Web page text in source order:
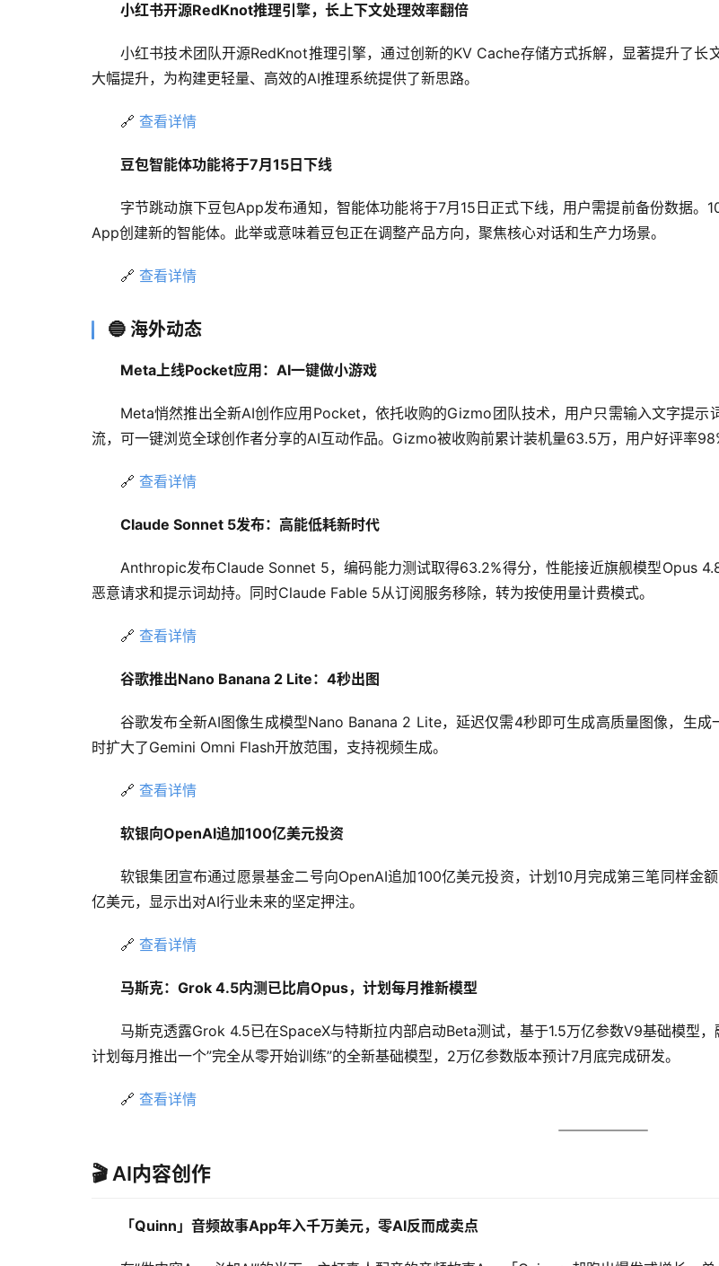
小红书开源RedKnot推理引擎，长上下文处理效率翻倍
小红书技术团队开源RedKnot推理引擎，通过创新的KV Cache存储方式拆解，显著提升了
大幅提升，为构建更轻量、高效的AI推理系统提供了新思路。
🔗 查看详情
豆包智能体功能将于7月15日下线
字节跳动旗下豆包App发布通知，智能体功能将于7月15日正式下线，用户需提前备份数据
App创建新的智能体。此举或意味着豆包正在调整产品方向，聚焦核心对话和生产力场景。
🔗 查看详情
🔵 海外动态
Meta上线Pocket应用：AI一键做小游戏
Meta悄然推出全新AI创作应用Pocket，依托收购的Gizmo团队技术，用户只需输入文字提示
流，可一键浏览全球创作者分享的AI互动作品。Gizmo被收购前累计装机量63.5万，用户好评率
🔗 查看详情
Claude Sonnet 5发布：高能低耗新时代
Anthropic发布Claude Sonnet 5，编码能力测试取得63.2%得分，性能接近旗舰模型Opus
恶意请求和提示词劫持。同时Claude Fable 5从订阅服务移除，转为按使用量计费模式。
🔗 查看详情
谷歌推出Nano Banana 2 Lite：4秒出图
谷歌发布全新AI图像生成模型Nano Banana 2 Lite，延迟仅需4秒即可生成高质量图像，生
时扩大了Gemini Omni Flash开放范围，支持视频生成。
🔗 查看详情
软银向OpenAI追加100亿美元投资
软银集团宣布通过愿景基金二号向OpenAI追加100亿美元投资，计划10月完成第三笔同样金
亿美元，显示出对AI行业未来的坚定押注。
🔗 查看详情
马斯克：Grok 4.5内测已比肩Opus，计划每月推新模型
马斯克透露Grok 4.5已在SpaceX与特斯拉内部启动Beta测试，基于1.5万亿参数V9基础模型
计划每月推出一个”完全从零开始训练”的全新基础模型，2万亿参数版本预计7月底完成研发。
🔗 查看详情
🎬 AI内容创作
「Quinn」音频故事App年入千万美元，零AI反而成卖点